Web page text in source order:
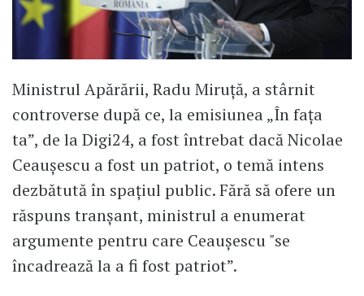
Ministrul Apărării, Radu Miruță, a stârnit
controverse după ce, la emisiunea „În fața
ta”, de la Digi24, a fost întrebat dacă Nicolae
Ceaușescu a fost un patriot, o temă intens
dezbătută în spațiul public. Fără să ofere un
răspuns tranșant, ministrul a enumerat
argumente pentru care Ceaușescu "se
încadrează la a fi fost patriot”.